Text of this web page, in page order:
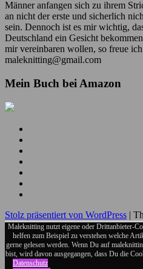
Männer anfangen sich zu ihrem
an nicht der erste und sicherlich
sein. Dennoch ist es mir wichtig,
Deutschland ein Gesicht
mir vereinbaren wollen, so freue
maleknitting@gmail.com
Mein Buch bei Amazon
Twitter
auch
auf
Google+
Stolz präsentiert von WordPress |
Maleknitting nutzt eigene oder Drittanbieter-
helfen zum Beispiel zu verstehen welche
gerne gelesen werden. Wenn Du auf
bist, wird davon ausgegangen, dass Du die
Datenschutz